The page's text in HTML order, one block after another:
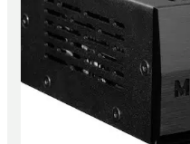
Neuzugänge
Marken
über Aura